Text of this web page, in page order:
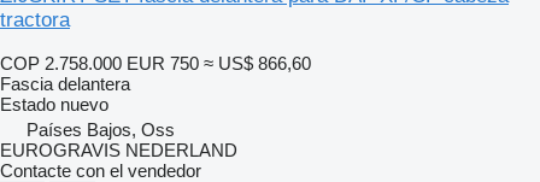
tractora
COP 2.758.000 EUR 750 ≈ US$ 866,60
Fascia delantera
Estado nuevo
Países Bajos, Oss
EUROGRAVIS NEDERLAND
Contacte con el vendedor